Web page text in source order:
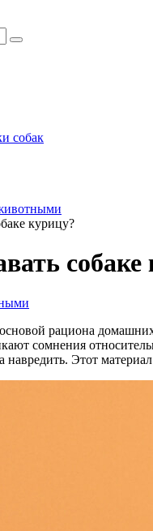
собак
курицу?
собаке
рациона
сомнения
навредить. Этот